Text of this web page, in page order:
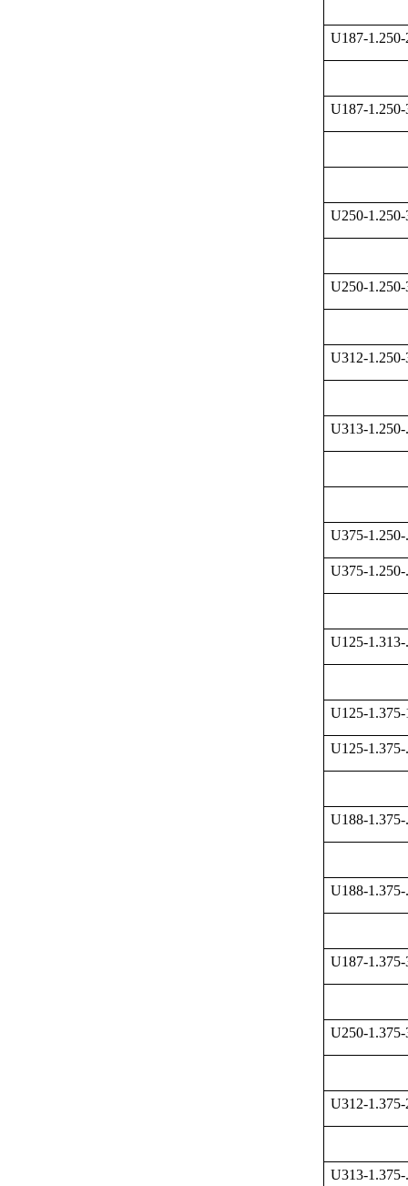
U187-
U187-
U250-
U250-
U312-
U313-1.250-
U375-1.250-
U375-1.250-
U125-1.313-
U125-
U125-1.375-
U188-1.375-
U188-1.375-
U187-
U250-
U312-
U313-1.375-